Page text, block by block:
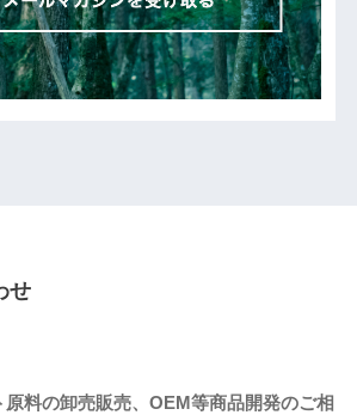
せ
料の卸売販売、OEM等商品開発のご相